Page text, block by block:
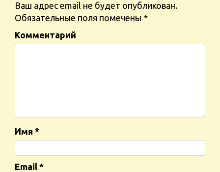
Ваш адрес email не будет опубликован.
Обязательные поля помечены *
Комментарий
Имя *
Email *